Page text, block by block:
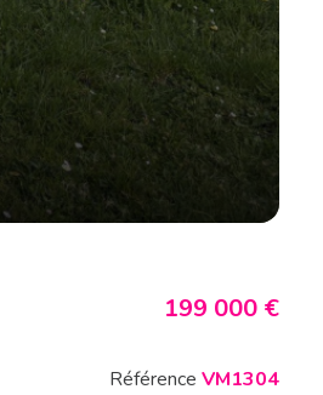
199 000 €
Référence VM1304